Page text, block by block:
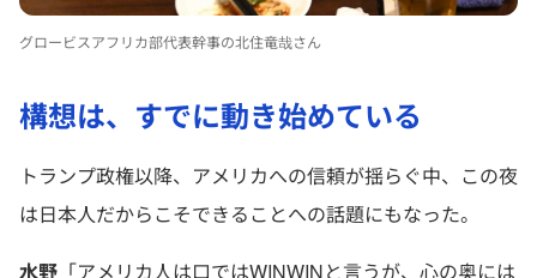
グロービスアフリカ部代表幹事の北住竜哉さん
構想は、すでに動き始めている
トランプ政権以降、アメリカへの信頼が揺らぐ中、この夜
は日本人だからこそできることへの話題にもなった。
水野 「アメリカ人は口ではWINWINと言うが、心の奥には